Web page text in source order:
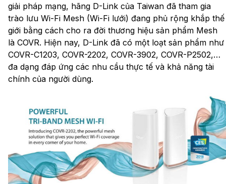
giải pháp mạng, hãng D-Link của Taiwan đã tham gia
trào lưu Wi-Fi Mesh (Wi-Fi lưới) đang phủ rộng khắp thế
giới bằng cách cho ra đời thương hiệu sản phẩm Mesh
là COVR. Hiện nay, D-Link đã có một loạt sản phẩm như
COVR-C1203, COVR-2202, COVR-3902, COVR-P2502,…
đa dạng đáp ứng các nhu cầu thực tế và khả năng tài
chính của người dùng.